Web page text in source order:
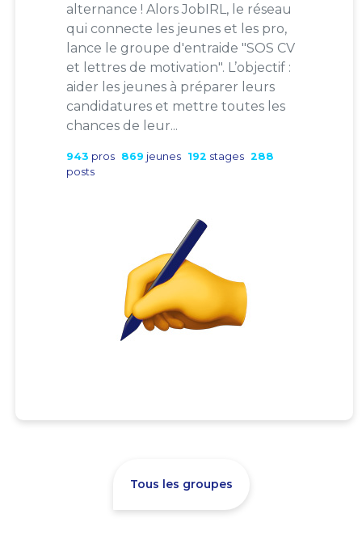
alternance ! Alors JobIRL, le réseau
qui connecte les jeunes et les pro,
lance le groupe d'entraide "SOS CV
et lettres de motivation". L’objectif :
aider les jeunes à préparer leurs
candidatures et mettre toutes les
chances de leur...
943 pros 869 jeunes 192 stages 288
posts
Tous les groupes